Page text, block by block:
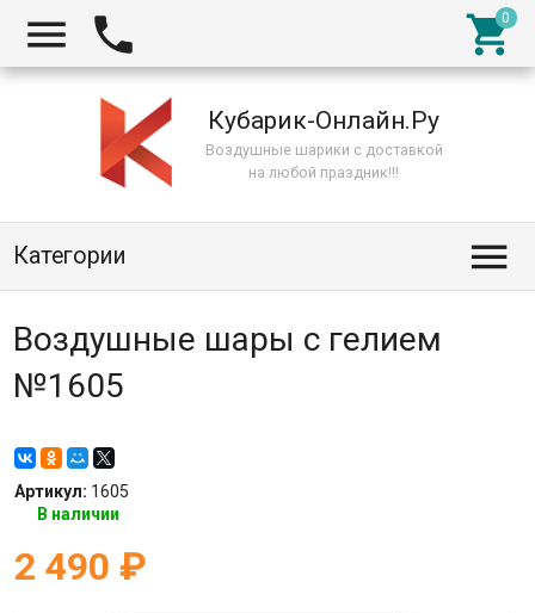
  
Кубарик-Онлайн.Ру
Воздушные шарики с доставкой
на любой праздник!!!
Категории 
Воздушные шары с гелием
№1605
Артикул: 1605
В наличии
2 490 ₽